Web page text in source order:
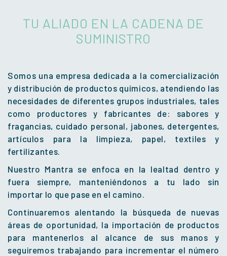
TU ALIADO EN LA CADENA DE
SUMINISTRO
Somos una empresa dedicada a la comercialización
y distribución de productos químicos, atendiendo las
necesidades de diferentes grupos industriales, tales
como productores y fabricantes de: sabores y
fragancias, cuidado personal, jabones, detergentes,
artículos para la limpieza, papel, textiles y
fertilizantes.
Nuestro Mantra se enfoca en la lealtad dentro y
fuera siempre, manteniéndonos a tu lado sin
importar lo que pase en el camino.
Continuaremos alentando la búsqueda de nuevas
áreas de oportunidad, la importación de productos
para mantenerlos al alcance de sus manos y
seguiremos trabajando para incrementar el número